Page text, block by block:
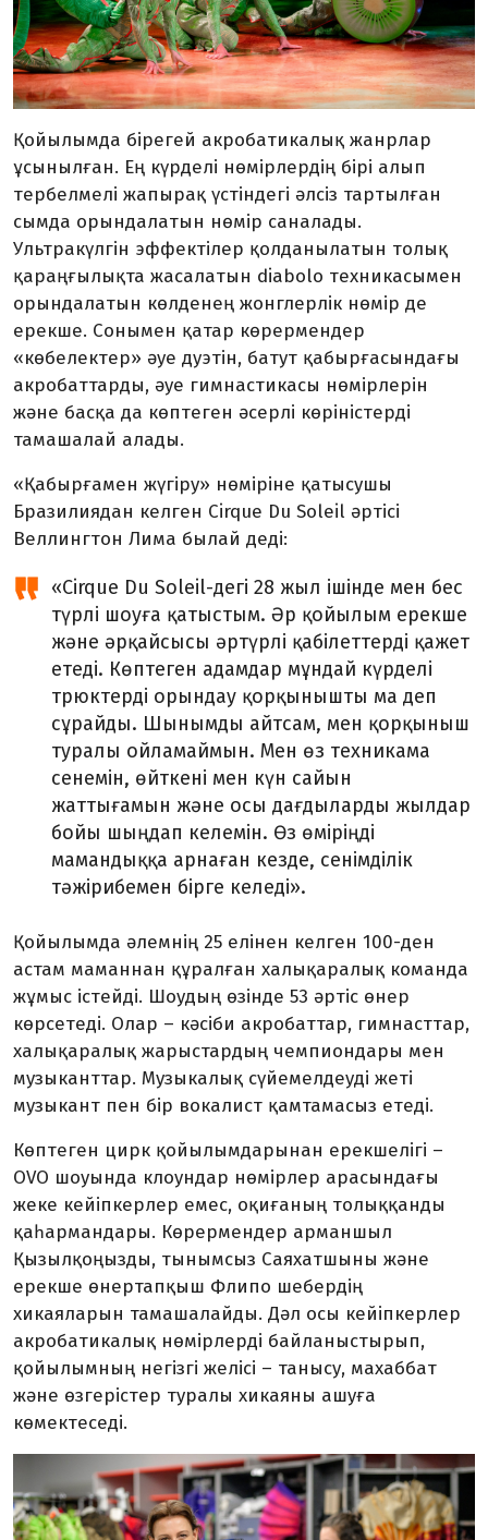
Қойылымда бірегей акробатикалық жанрлар
ұсынылған. Ең күрделі нөмірлердің бірі алып
тербелмелі жапырақ үстіндегі әлсіз тартылған
сымда орындалатын нөмір саналады.
Ультракүлгін эффектілер қолданылатын толық
қараңғылықта жасалатын diabolo техникасымен
орындалатын көлденең жонглерлік нөмір де
ерекше. Сонымен қатар көрермендер
«көбелектер» әуе дуэтін, батут қабырғасындағы
акробаттарды, әуе гимнастикасы нөмірлерін
және басқа да көптеген әсерлі көріністерді
тамашалай алады.
«Қабырғамен жүгіру» нөміріне қатысушы
Бразилиядан келген Cirque Du Soleil әртісі
Веллингтон Лима былай деді:
«Cirque Du Soleil-дегі 28 жыл ішінде мен бес
түрлі шоуға қатыстым. Әр қойылым ерекше
және әрқайсысы әртүрлі қабілеттерді қажет
етеді. Көптеген адамдар мұндай күрделі
трюктерді орындау қорқынышты ма деп
сұрайды. Шынымды айтсам, мен қорқыныш
туралы ойламаймын. Мен өз техникама
сенемін, өйткені мен күн сайын
жаттығамын және осы дағдыларды жылдар
бойы шыңдап келемін. Өз өміріңді
мамандыққа арнаған кезде, сенімділік
тәжірибемен бірге келеді».
Қойылымда әлемнің 25 елінен келген 100-ден
астам маманнан құралған халықаралық команда
жұмыс істейді. Шоудың өзінде 53 әртіс өнер
көрсетеді. Олар – кәсіби акробаттар, гимнасттар,
халықаралық жарыстардың чемпиондары мен
музыканттар. Музыкалық сүйемелдеуді жеті
музыкант пен бір вокалист қамтамасыз етеді.
Көптеген цирк қойылымдарынан ерекшелігі –
OVO шоуында клоундар нөмірлер арасындағы
жеке кейіпкерлер емес, оқиғаның толыққанды
қаһармандары. Көрермендер арманшыл
Қызылқоңызды, тынымсыз Саяхатшыны және
ерекше өнертапқыш Флипо шебердің
хикаяларын тамашалайды. Дәл осы кейіпкерлер
акробатикалық нөмірлерді байланыстырып,
қойылымның негізгі желісі – танысу, махаббат
және өзгерістер туралы хикаяны ашуға
көмектеседі.